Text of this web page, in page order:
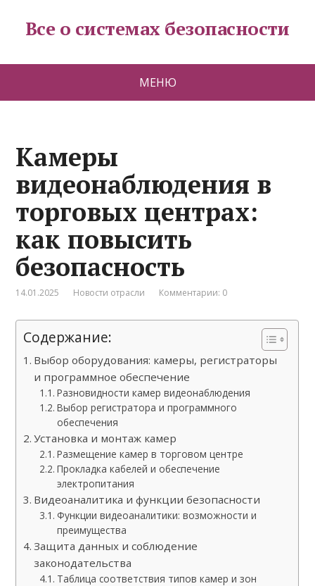
Все о системах безопасности
МЕНЮ
Камеры
видеонаблюдения в
торговых центрах:
как повысить
безопасность
14.01.2025 Новости отрасли Комментарии: 0
Содержание:
Выбор оборудования: камеры, регистраторы
и программное обеспечение
Разновидности камер видеонаблюдения
Выбор регистратора и программного
обеспечения
Установка и монтаж камер
Размещение камер в торговом центре
Прокладка кабелей и обеспечение
электропитания
Видеоаналитика и функции безопасности
Функции видеоаналитики: возможности и
преимущества
Защита данных и соблюдение
законодательства
Таблица соответствия типов камер и зон